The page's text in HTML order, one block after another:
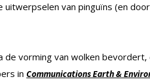
van pinguïns (en
de vorming van wolken
in Communications Earth &